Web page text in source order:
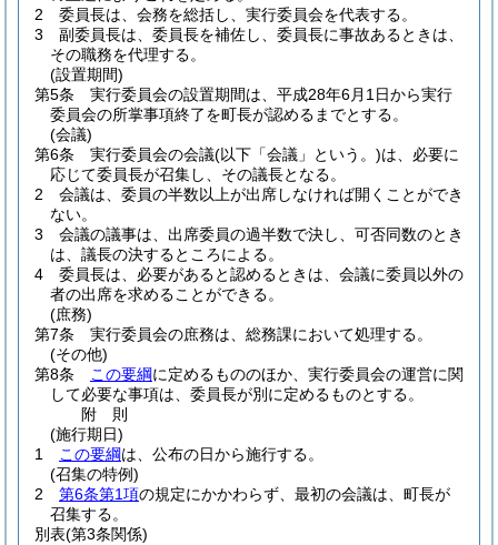
2
委員長は、会務を総括し、実行委員会を代表する。
3
副委員長は、委員長を補佐し、委員長に事故あるときは、
その職務を代理する。
(設置期間)
第5条
実行委員会の設置期間は、平成28年6月1日から実行
委員会の所掌事項終了を町長が認めるまでとする。
(会議)
第6条
実行委員会の会議(以下「会議」という。)は、必要に
応じて委員長が召集し、その議長となる。
2
会議は、委員の半数以上が出席しなければ開くことができ
ない。
3
会議の議事は、出席委員の過半数で決し、可否同数のとき
は、議長の決するところによる。
4
委員長は、必要があると認めるときは、会議に委員以外の
者の出席を求めることができる。
(庶務)
第7条
実行委員会の庶務は、総務課において処理する。
(その他)
第8条
この要綱に定めるもののほか、実行委員会の運営に関
して必要な事項は、委員長が別に定めるものとする。
附 則
(施行期日)
1
この要綱は、公布の日から施行する。
(召集の特例)
2
第6条第1項の規定にかかわらず、最初の会議は、町長が
召集する。
別表(第3条関係)